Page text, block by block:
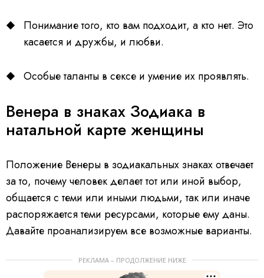
Понимание того, кто вам подходит, а кто нет. Это
касается и дружбы, и любви.
Особые таланты в сексе и умение их проявлять.
Венера в знаках Зодиака в
натальной карте женщины
Положение Венеры в зодиакальных знаках отвечает
за то, почему человек делает тот или иной выбор,
общается с теми или иными людьми, так или иначе
распоряжается теми ресурсами, которые ему даны.
Давайте проанализируем все возможные варианты.
РЕКЛАМА – ПРОДОЛЖЕНИЕ НИЖЕ